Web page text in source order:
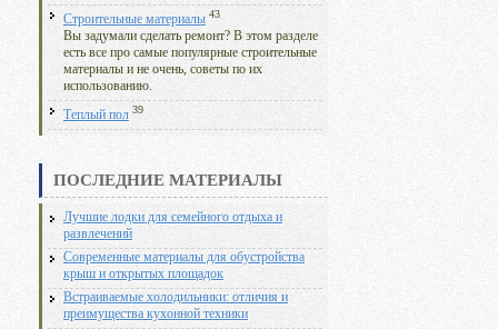
Строительные материалы 43
Вы задумали сделать ремонт? В этом разделе
есть все про самые популярные строительные
материалы и не очень, советы по их
использованию.
Теплый пол 39
ПОСЛЕДНИЕ МАТЕРИАЛЫ
Лучшие лодки для семейного отдыха и
развлечений
Современные материалы для обустройства
крыш и открытых площадок
Встраиваемые холодильники: отличия и
преимущества кухонной техники